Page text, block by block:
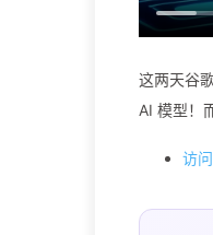
这两天谷
AI 模型！
访